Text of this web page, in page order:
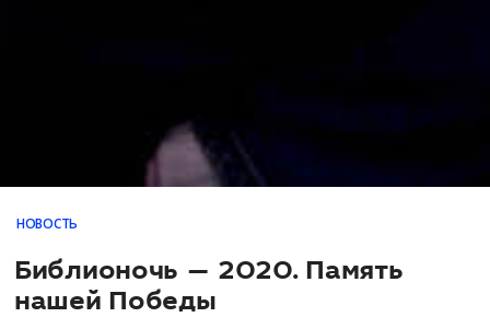
Источник: LiveLib
НОВОСТЬ
Библионочь — 2020. Память
нашей Победы